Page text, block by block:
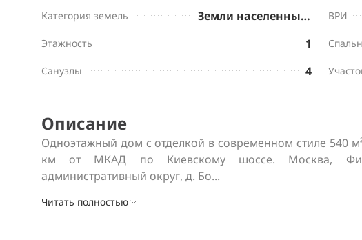
Категория земель Земли населенных пунктов ВРИ
Этажность 1
Санузлы 4
Описание
Одноэтажный дом с отделкой в современном стиле 540
км от МКАД по Киевскому шоссе. Москва,
административный округ, д. Бо...
Читать полностью